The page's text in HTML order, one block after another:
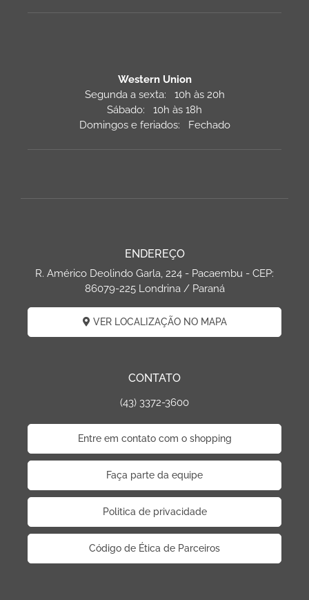
Western Union
Segunda a sexta: 10h às 20h
Sábado: 10h às 18h
Domingos e feriados: Fechado
ENDEREÇO
R. Américo Deolindo Garla, 224 - Pacaembu - CEP:
86079-225 Londrina / Paraná
VER LOCALIZAÇÃO NO MAPA
CONTATO
(43) 3372-3600
Entre em contato com o shopping
Faça parte da equipe
Politica de privacidade
Código de Ética de Parceiros